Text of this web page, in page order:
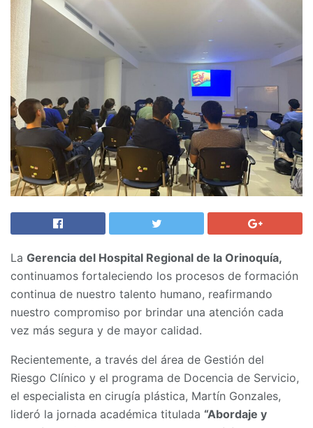
La Gerencia del Hospital Regional de la Orinoquía,
continuamos fortaleciendo los procesos de formación
continua de nuestro talento humano, reafirmando
nuestro compromiso por brindar una atención cada
vez más segura y de mayor calidad.
Recientemente, a través del área de Gestión del
Riesgo Clínico y el programa de Docencia de Servicio,
el especialista en cirugía plástica, Martín Gonzales,
lideró la jornada académica titulada “Abordaje y